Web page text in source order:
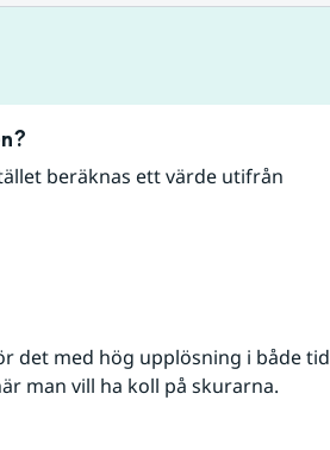
beräknas ett värde utifrån
det med hög upplösning i både tid
man vill ha koll på skurarna.